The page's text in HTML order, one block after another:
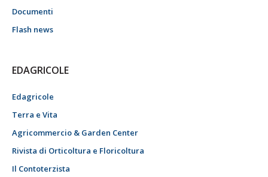
Documenti
Flash news
EDAGRICOLE
Edagricole
Terra e Vita
Agricommercio & Garden Center
Rivista di Orticoltura e Floricoltura
Il Contoterzista